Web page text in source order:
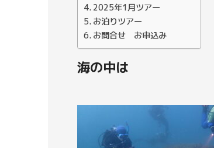
2025年1月ツアー
お泊りツアー
お問合せ お申込み
海の中は